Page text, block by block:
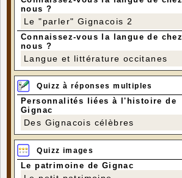
nous ?
Le "parler" Gignacois 2
Connaissez-vous la langue de chez
nous ?
Langue et littérature occitanes
Quizz à réponses multiples
Personnalités liées à l'histoire de
Gignac
Des Gignacois célèbres
Quizz images
Le patrimoine de Gignac